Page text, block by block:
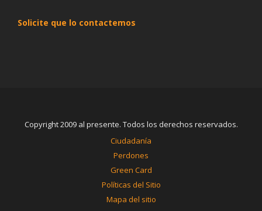
Solicite que lo contactemos
Copyright 2009 al presente. Todos los derechos reservados.
Ciudadanía
Perdones
Green Card
Políticas del Sitio
Mapa del sitio